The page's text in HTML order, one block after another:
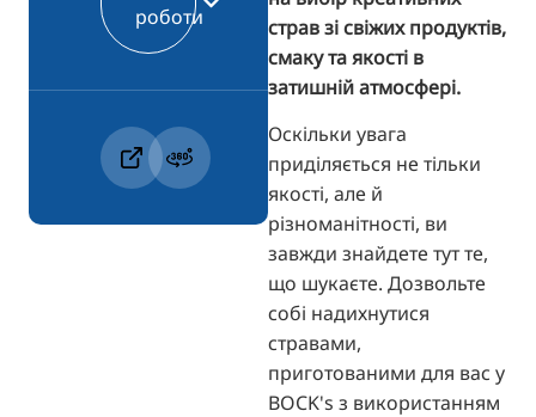
страв зі свіжих продуктів,
смаку та якості в
затишній атмосфері.
Оскільки увага
приділяється не тільки
якості, але й
різноманітності, ви
завжди знайдете тут те,
що шукаєте. Дозвольте
собі надихнутися
стравами,
приготованими для вас у
BOCK's з використанням
роботи